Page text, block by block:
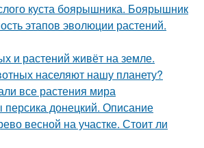
куста боярышника. Боярышник
этапов эволюции растений.
и растений живёт на земле.
населяют нашу планету?
все растения мира
донецкий. Описание
весной на участке. Стоит ли